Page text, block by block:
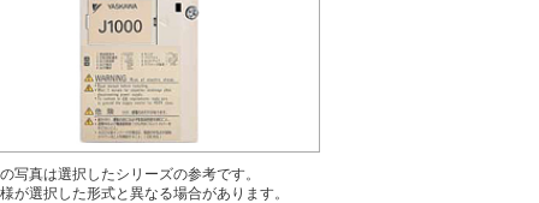
写真は選択したシリーズの参考です。
が選択した形式と異なる場合があります。